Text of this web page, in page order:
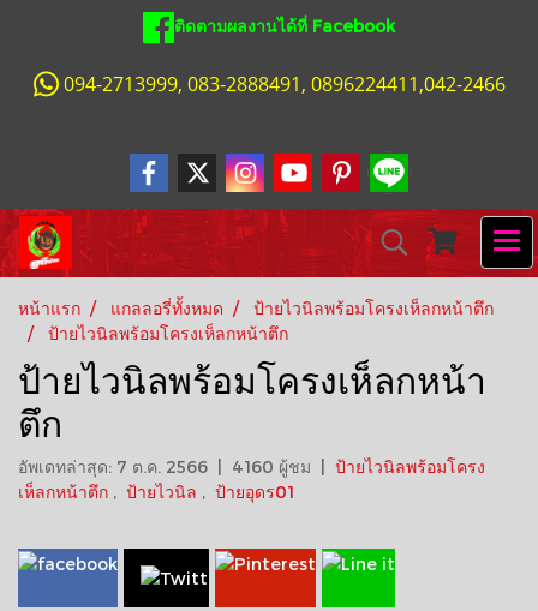
ติดตามผลงานได้ที่ Facebook
094-2713999, 083-2888491, 0896224411,042-2466
หน้าแรก แกลลอรี่ทั้งหมด
ป้ายไวนิลพร้อมโครงเห็ลกหน้าตึก
ป้ายไวนิลพร้อมโครงเห็ลกหน้าตึก
ป้ายไวนิลพร้อมโครงเห็ลกหน้า
ตึก
อัพเดทล่าสุด: 7 ต.ค. 2566 4160 ผู้ชม
ป้ายไวนิลพร้อมโครง
เห็ลกหน้าตึก , ป้ายไวนิล , ป้ายอุดร01